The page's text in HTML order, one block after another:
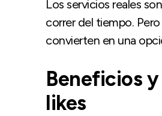
Los servicios reales
correr del tiempo.
convierten en una
Beneficios
likes